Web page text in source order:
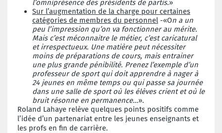
l’omniprésence des présidents de partis.»
Sur l’augmentation de la charge pour certaines
catégories de membres du personnel -«On a un
peu l’impression qu’on va fonctionner au mérite.
Mais c’est méconnaitre le métier, c’est caricatural
et irrespectueux. Une matière peut nécessiter
moins de préparations de cours, mais entrainer
une plus grande pénibilité. Prenez l’exemple d’un
professeur de sport qui doit apprendre à nager à
24 jeunes en même temps ou qui passe sa journée
dans une salle de sport où les élèves crient et où le
bruit résonne en permanence…».
Roland Lahaye relève quelques points positifs comme
l’idée d’un partenariat entre les jeunes enseignants et
les profs en fin de carrière.